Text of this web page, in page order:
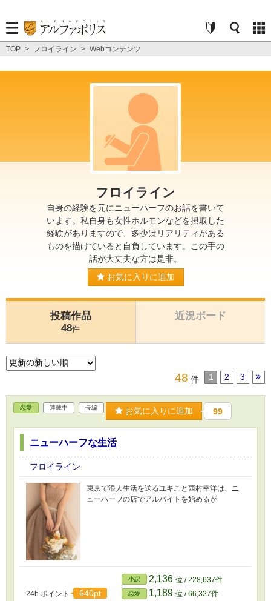
TOP > フロイライン > Webコンテンツ
フロイライン
自身の経験を元にニューハーフのお話を書いて
います。私自身も女性ホルモンなどを摂取した
経験がありますので、多少はリアリティがある
ものを描けていると自負しています。この手の
話が大丈夫な方は是非。
お気に入りに追加
投稿作品
48件
近況ボード
48 件 1 2 3
恋愛 連載中 長編 お気に入りに追加 99
ニューハーフな生活
フロイライン
東京で浪人生活を送るユキこと西村幸洋は、ニ
ューハーフの店でアルバイトを始めるが
24h.ポイント 640pt
小説 2,136 位 / 228,637件
恋愛 1,189 位 / 66,327件